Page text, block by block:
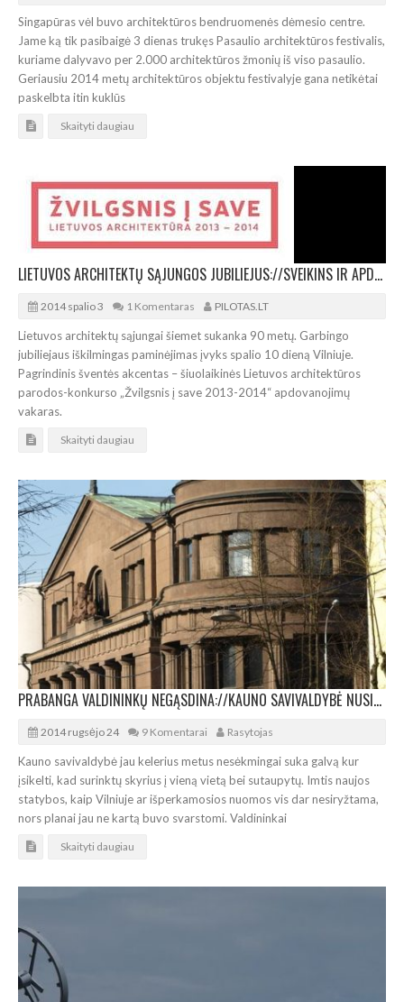
Singapūras vėl buvo architektūros bendruomenės dėmesio centre.
Jame ką tik pasibaigė 3 dienas trukęs Pasaulio architektūros festivalis,
kuriame dalyvavo per 2.000 architektūros žmonių iš viso pasaulio.
Geriausiu 2014 metų architektūros objektu festivalyje gana netikėtai
paskelbta itin kuklūs
Skaityti daugiau
LIETUVOS ARCHITEKTŲ SĄJUNGOS JUBILIEJUS://SVEIKINS IR APDOVANOS
2014 spalio 3 1 Komentaras PILOTAS.LT
Lietuvos architektų sąjungai šiemet sukanka 90 metų. Garbingo
jubiliejaus iškilmingas paminėjimas įvyks spalio 10 dieną Vilniuje.
Pagrindinis šventės akcentas – šiuolaikinės Lietuvos architektūros
parodos-konkurso „Žvilgsnis į save 2013-2014“ apdovanojimų
vakaras.
Skaityti daugiau
PRABANGA VALDININKŲ NEGĄSDINA://KAUNO SAVIVALDYBĖ NUSITAIKĖ Į BANKO RŪMUS
2014 rugsėjo 24 9 Komentarai Rasytojas
Kauno savivaldybė jau kelerius metus nesėkmingai suka galvą kur
įsikelti, kad surinktų skyrius į vieną vietą bei sutaupytų. Imtis naujos
statybos, kaip Vilniuje ar išperkamosios nuomos vis dar nesiryžtama,
nors planai jau ne kartą buvo svarstomi. Valdininkai
Skaityti daugiau